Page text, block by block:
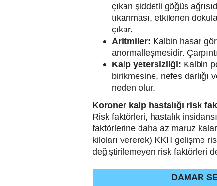
çıkan şiddetli göğüs
tıkanması, etkilenen
çıkar.
Aritmiler: Kalbin hasar
anormalleşmesidir.
Kalp yetersizliği: Kalbin
birikmesine, nefes darlığı
neden olur.
Koroner kalp hastalığı risk
Risk faktörleri, hastalık
faktörlerine daha az maruz
kiloları vererek) KKH gelişme
değiştirilemeyen risk faktörleri
DAMAR